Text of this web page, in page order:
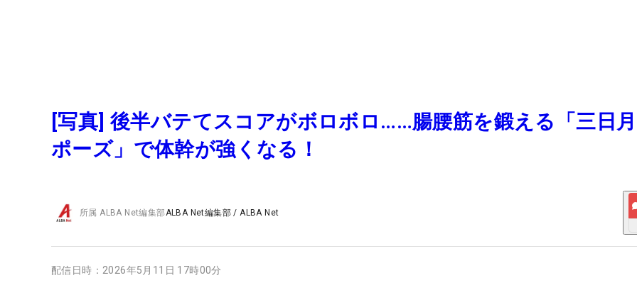
[写真] 後半バテてスコアがボロボロ……腸腰筋を鍛える「三日
ポーズ」で体幹が強くなる！
所属ALBA Net編集部ALBA Net編集部 /ALBA Net
配信日時： 2026年5月11日 17時00分